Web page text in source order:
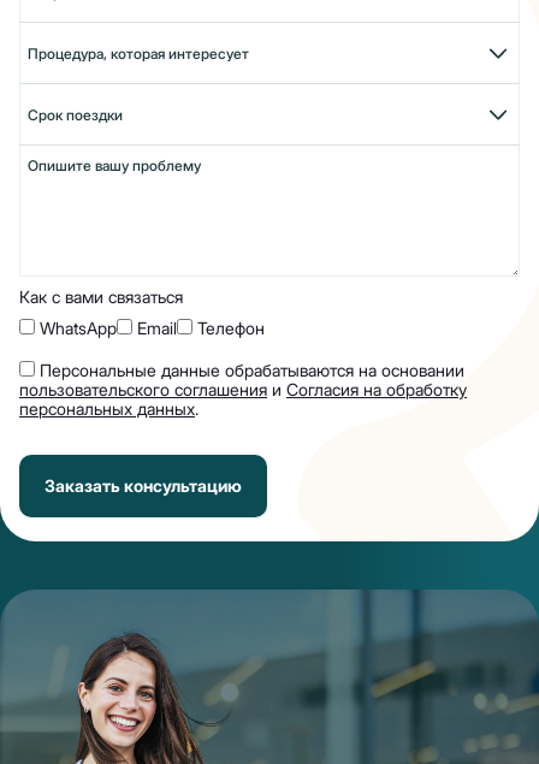
Как с вами связаться
WhatsApp
Email Телефон
Персональные данные обрабатываются на основании
пользовательского соглашения и Согласия на обработку
персональных данных.
Заказать консультацию